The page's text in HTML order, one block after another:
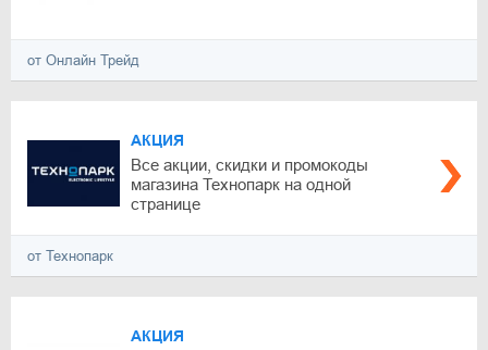
от Онлайн Трейд
АКЦИЯ
Все акции, скидки и промокоды
магазина Технопарк на одной
странице
от Технопарк
АКЦИЯ